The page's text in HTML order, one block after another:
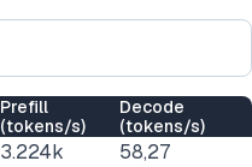
Prefill
(tokens/s)
Decode
(tokens/s)
3.224k
58,27